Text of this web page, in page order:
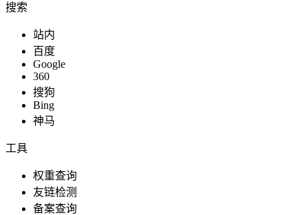
搜索
站内
百度
Google
360
搜狗
Bing
神马
工具
权重查询
友链检测
备案查询